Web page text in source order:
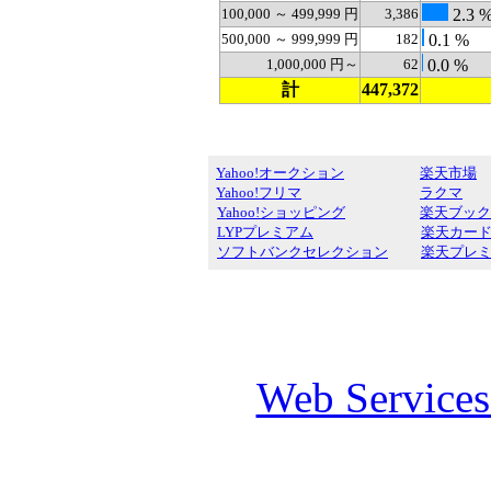
100,000 ～ 499,999 円 3,386 2.3
500,000 ～ 999,999 円 182 0.1 %
1,000,000 円～ 62 0.0 %
計
447,372
Yahoo!オークション
Yahoo!フリマ
Yahoo!ショッピング
LYPプレミアム
ソフトバンクセレクション
楽天市場
ラクマ
楽天ブッ
楽天カード
楽天プレ
Web